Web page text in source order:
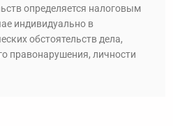
определяется налоговым
индивидуально в
обстоятельств дела,
правонарушения, личности